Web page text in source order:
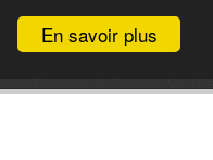
En savoir plus